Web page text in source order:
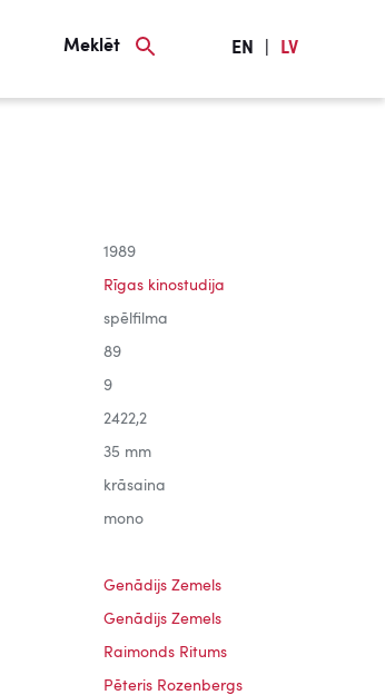
Meklēt EN LV
1989
Rīgas kinostudija
spēlfilma
89
9
2422,2
35 mm
krāsaina
mono
Genādijs Zemels
Genādijs Zemels
Raimonds Ritums
Pēteris Rozenbergs